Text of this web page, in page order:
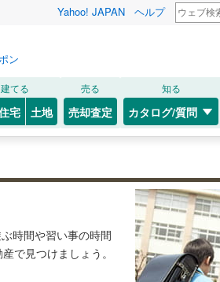
Yahoo! JAPAN ヘルプ
ン
建てる
宅 土地
売る
売却査定
知る
カタログ/質問
時間や習い事の時間
で見つけましょう。